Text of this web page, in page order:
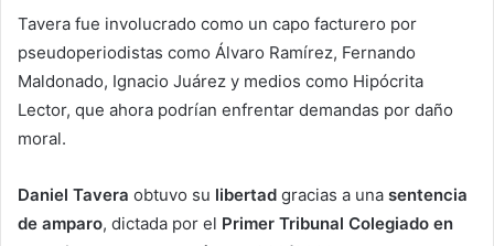
Tavera fue involucrado como un capo facturero por
pseudoperiodistas como Álvaro Ramírez, Fernando
Maldonado, Ignacio Juárez y medios como Hipócrita
Lector, que ahora podrían enfrentar demandas por daño
moral.
Daniel Tavera obtuvo su libertad gracias a una sentencia
de amparo, dictada por el Primer Tribunal Colegiado en